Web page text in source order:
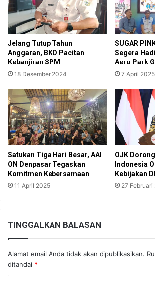
Jelang Tutup Tahun
Anggaran, BKD Pacitan
Kebanjiran SPM
18 Desember 2024
SUGAR
Segera
Aero Park
7 April 2025
Satukan Tiga Hari Besar, AAI
ON Denpasar Tegaskan
Komitmen Kebersamaan
11 April 2025
OJK
Indonesia
Kebijakan
27 Februari
TINGGALKAN BALASAN
Alamat email Anda tidak akan dipublikasikan.
ditandai *